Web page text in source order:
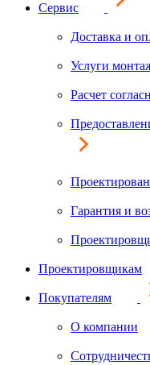
Сервис
Доставка и
Услуги
Расчет
Гарантия и
Проектировщикам
Покупателям
О компании